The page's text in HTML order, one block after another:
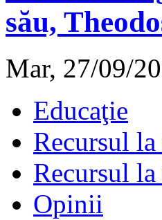
său,
Mar, 27/09/
Educaţie
Recursul
Recursul
Opinii